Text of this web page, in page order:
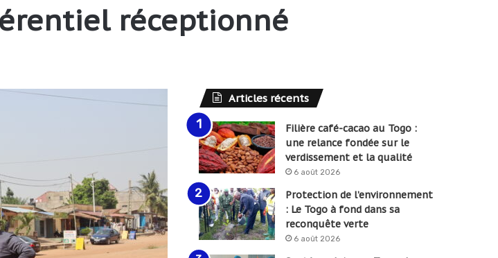
réceptionné
Articles récents
Filière café-cacao au Togo :
une relance fondée sur le
verdissement et la qualité
6 août 2026
Protection de l’environnement
: Le Togo à fond dans sa
reconquête verte
6 août 2026